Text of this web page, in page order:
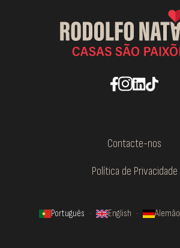
Contacte-nos
Política de Privacidade
Português · English · Alemão